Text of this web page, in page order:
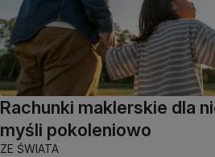
Rachunki maklerskie dla
myśli pokoleniowo
ZE ŚWIATA